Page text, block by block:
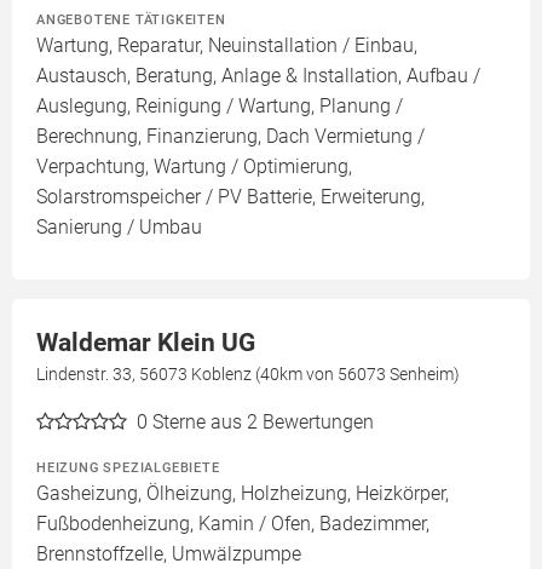
ANGEBOTENE TÄTIGKEITEN
Wartung, Reparatur, Neuinstallation / Einbau,
Austausch, Beratung, Anlage & Installation, Aufbau /
Auslegung, Reinigung / Wartung, Planung /
Berechnung, Finanzierung, Dach Vermietung /
Verpachtung, Wartung / Optimierung,
Solarstromspeicher / PV Batterie, Erweiterung,
Sanierung / Umbau
Waldemar Klein UG
Lindenstr. 33, 56073 Koblenz (40km von 56073 Senheim)
0 Sterne aus 2 Bewertungen
HEIZUNG SPEZIALGEBIETE
Gasheizung, Ölheizung, Holzheizung, Heizkörper,
Fußbodenheizung, Kamin / Ofen, Badezimmer,
Brennstoffzelle, Umwälzpumpe